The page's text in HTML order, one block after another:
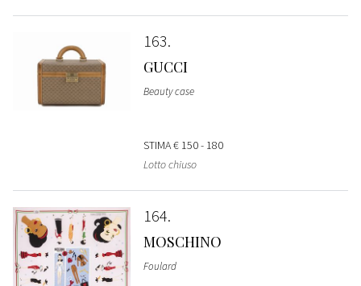
163
GUCCI
Beauty case
STIMA€ 150 - 180
Lotto chiuso
164
MOSCHINO
Foulard